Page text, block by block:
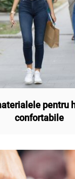
pentru
confortabile